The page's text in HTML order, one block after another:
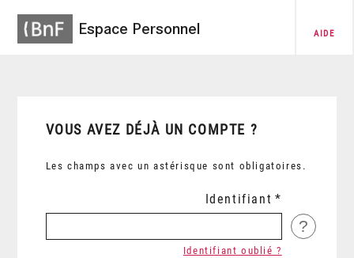
Espace Personnel AIDE
VOUS AVEZ DÉJÀ UN COMPTE ?
Les champs avec un astérisque sont obligatoires.
Identifiant
?
Identifiant oublié ?